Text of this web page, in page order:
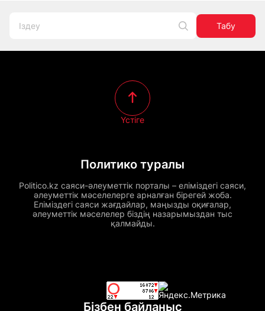
Табу
Политико туралы
Politico.kz саяси-әлеуметтік порталы – еліміздегі саяси,
әлеуметтік мәселелерге арналған бірегей жоба.
Еліміздегі саяси жағдайлар, маңызды оқиғалар,
әлеуметтік мәселелер біздің назарымыздан тыс
қалмайды.
Үстіге
Бізбен байланыс